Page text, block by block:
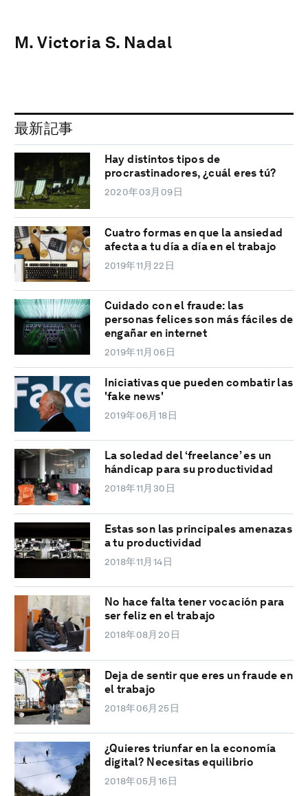
M. Victoria S. Nadal
最新記事
Hay distintos tipos de
procrastinadores, ¿cuál eres tú?
2020年03月09日
Cuatro formas en que la ansiedad
afecta a tu día a día en el trabajo
2019年11月22日
Cuidado con el fraude: las
personas felices son más fáciles de
engañar en internet
2019年11月06日
Iniciativas que pueden combatir las
'fake news'
2019年06月18日
La soledad del ‘freelance’ es un
hándicap para su productividad
2018年11月30日
Estas son las principales amenazas
a tu productividad
2018年11月14日
No hace falta tener vocación para
ser feliz en el trabajo
2018年08月20日
Deja de sentir que eres un fraude en
el trabajo
2018年06月25日
¿Quieres triunfar en la economía
digital? Necesitas equilibrio
2018年05月16日